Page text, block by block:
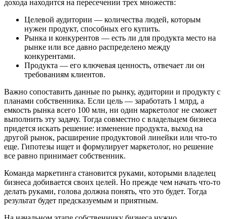
дохода находится на пересечении трех множеств:
Целевой аудитории — количества людей, которым
нужен продукт, способных его купить.
Рынка и конкурентов — есть ли для продукта место на
рынке или все давно распределено между
конкурентами.
Продукта — его ключевая ценность, отвечает ли он
требованиям клиентов.
Важно сопоставить данные по рынку, аудитории и продукту с
планами собственника. Если цель — заработать 1 млрд, а
емкость рынка всего 100 млн, ни один маркетолог не сможет
выполнить эту задачу. Тогда совместно с владельцем бизнеса
придется искать решение: изменение продукта, выход на
другой рынок, расширение продуктовой линейки или что-то
еще. Гипотезы ищет и формулирует маркетолог, но решение
все равно принимает собственник.
Команда маркетинга становится руками, которыми владелец
бизнеса добивается своих целей. Но прежде чем начать что-то
делать руками, голова должна понять, что это будет. Тогда
результат будет предсказуемым и приятным.